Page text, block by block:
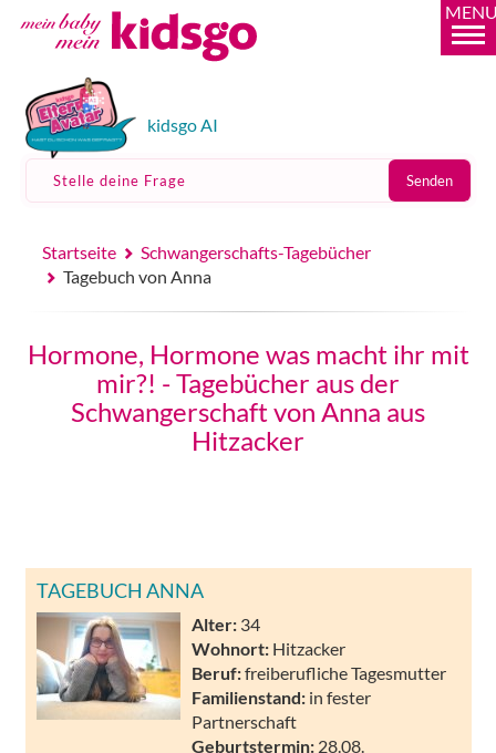
kidsgo AI
Stelle deine Frage Senden
Startseite
Schwangerschafts-Tagebücher
Tagebuch von Anna
Hormone, Hormone was macht ihr mit
mir?! - Tagebücher aus der
Schwangerschaft von Anna aus
Hitzacker
TAGEBUCH ANNA
Alter: 34
Wohnort: Hitzacker
Beruf:freiberufliche Tagesmutter
Familienstand: in fester
Partnerschaft
Geburtstermin: 28.08.